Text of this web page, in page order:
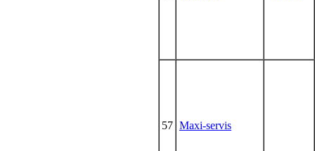
57 Maxi-servis